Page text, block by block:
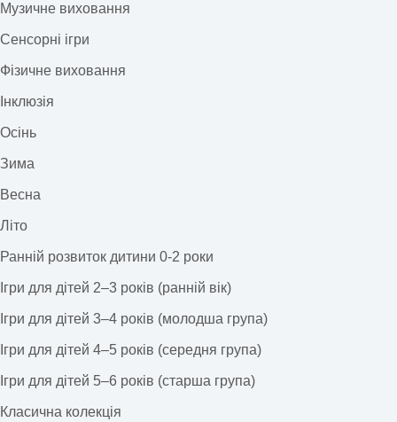
Музичне виховання
Сенсорні ігри
Фізичне виховання
Інклюзія
Осінь
Зима
Весна
Літо
Ранній розвиток дитини 0-2 роки
Ігри для дітей 2–3 років (ранній вік)
Ігри для дітей 3–4 років (молодша група)
Ігри для дітей 4–5 років (середня група)
Ігри для дітей 5–6 років (старша група)
Класична колекція